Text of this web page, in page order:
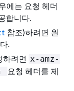
에는 요청 헤더
합니다.
참조)하려면 원
.
하려면 x-amz-
요청 헤더를 제